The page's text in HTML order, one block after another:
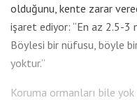
olduğunu, kente zarar
işaret ediyor: “En az 2.5-
Böylesi bir nüfusu, böyle
yoktur.”
Koruma ormanları bile